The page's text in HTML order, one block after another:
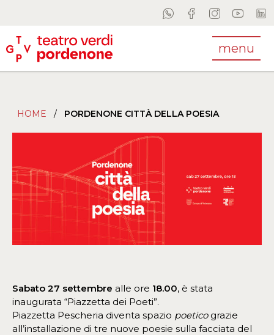
menu
HOME / PORDENONE CITTÀ DELLA POESIA
Sabato 27 settembre alle ore 18.00, è stata
inaugurata “Piazzetta dei Poeti”.
Piazzetta Pescheria diventa spazio poeticograzie
all’installazione di tre nuove poesie sulla facciata del